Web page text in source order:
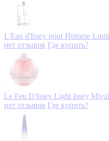
L'Eau d'Issey pour Homme
нет отзывов Где купить?
Le Feu D'Issey Light Issey
нет отзывов Где купить?